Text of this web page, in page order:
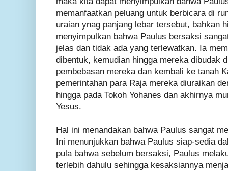
memanfaatkan peluang untuk berbicara di
uraian ynag panjang lebar tersebut, bahkan
menyimpulkan bahwa Paulus bersaksi
jelas dan tidak ada yang terlewatkan. Ia
dibentuk, kemudian hingga mereka dibudak
pembebasan mereka dan kembali ke tanah
pemerintahan para Raja mereka diuraikan
hingga pada Tokoh Yohanes dan akhirnya
Yesus.
Hal ini menandakan bahwa Paulus sangat
Ini menunjukkan bahwa Paulus siap-sedia
pula bahwa sebelum bersaksi, Paulus
terlebih dahulu sehingga kesaksiannya